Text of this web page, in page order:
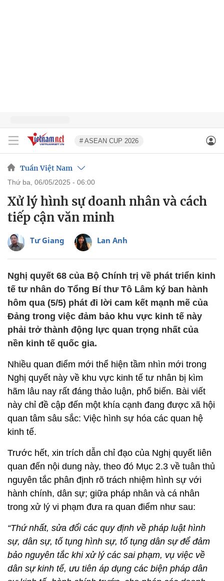
# ASEAN CUP 2026
Tuần Việt Nam
thứ ba, 06/05/2025 - 06:00
Xử lý hình sự doanh nhân và cách
tiếp cận văn minh
Tư Giang Lan Anh
Nghị quyết 68 của Bộ Chính trị về phát triển kinh
tế tư nhân do Tổng Bí thư Tô Lâm ký ban hành
hôm qua (5/5) phát đi lời cam kết mạnh mẽ của
Đảng trong việc đảm bảo khu vực kinh tế này
phải trở thành động lực quan trọng nhất của
nền kinh tế quốc gia.
Nhiều quan điểm mới thể hiện tầm nhìn mới trong
Nghị quyết này về khu vực kinh tế tư nhân bị kìm
hãm lâu nay rất đáng thảo luận, phổ biến. Bài viết
này chỉ đề cập đến một khía cạnh đang được xã hội
quan tâm sâu sắc: Việc hình sự hóa các quan hệ
kinh tế.
Trước hết, xin trích dẫn chỉ đạo của Nghị quyết liên
quan đến nội dung này, theo đó Mục 2.3 về tuân thủ
nguyên tắc phân định rõ trách nhiệm hình sự với
hành chính, dân sự; giữa pháp nhân và cá nhân
trong xử lý vi phạm đưa ra quan điểm như sau:
“Thứ nhất, sửa đổi các quy định về pháp luật hình
sự, dân sự, tố tụng hình sự, tố tụng dân sự để đảm
bảo nguyên tắc khi xử lý các sai phạm, vụ việc về
dân sự kinh tế, ưu tiên áp dụng các biện pháp dân